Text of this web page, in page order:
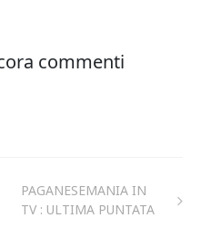
PAGANESEMANIA IN
TV : ULTIMA PUNTATA